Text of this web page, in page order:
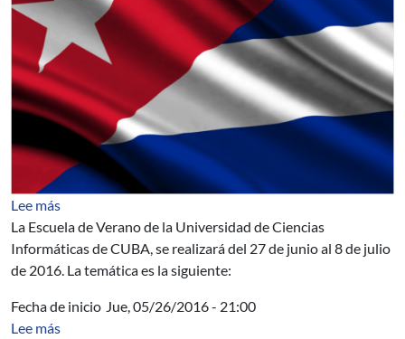
Lee más
La Escuela de Verano de la Universidad de Ciencias
Informáticas de CUBA, se realizará del 27 de junio al 8 de julio
de 2016. La temática es la siguiente:
Fecha de inicio Jue, 05/26/2016 - 21:00
Lee más